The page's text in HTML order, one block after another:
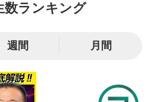
送りします。
。再生したい位置をクリック
が再生されます。
数ランキング
週間 月間